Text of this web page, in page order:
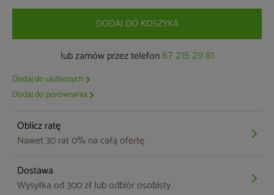
DODAJ DO KOSZYKA
lub zamów przez telefon 67 215 29 81
Dodaj do ulubionych
Dodaj do porównania
Oblicz ratę
Nawet 30 rat 0% na całą ofertę
Dostawa
Wysyłka od 300 zł lub odbiór osobisty